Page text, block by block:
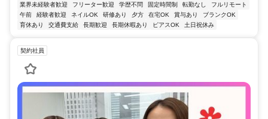
業界未経験者歓迎 フリーター歓迎 学歴不問 固定時間制 転勤なし
フルリモート
午前
経験者歓迎 ネイルOK 研修あり 夕方 在宅OK 賞与あり
ブランクOK
育休あり
交通費支給 長期歓迎 長期休暇あり ピアスOK 土日祝休み
契約社員